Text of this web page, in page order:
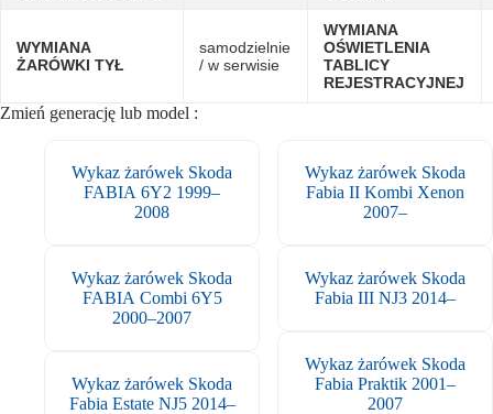
WYMIANA
ŻARÓWKI TYŁ
samodzielnie
/ w serwisie
WYMIANA
OŚWIETLENIA
TABLICY
REJESTRACYJNEJ
Zmień generację lub model :
Wykaz żarówek Skoda
FABIA 6Y2 1999–
2008
Wykaz żarówek Skoda
FABIA Combi 6Y5
2000–2007
Wykaz żarówek Skoda
Fabia Estate NJ5 2014–
Wykaz żarówek Skoda
Fabia II Kombi Xenon
2007–
Wykaz żarówek Skoda
Fabia III NJ3 2014–
Wykaz żarówek Skoda
Fabia Praktik 2001–
2007